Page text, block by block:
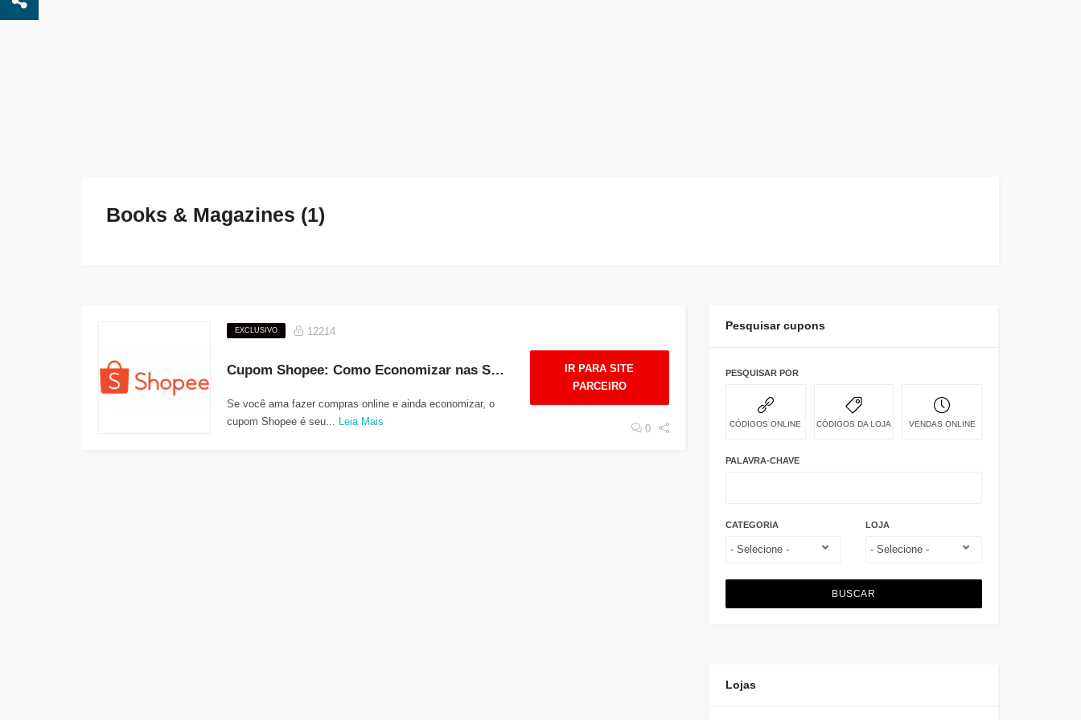
Books & Magazines (1)
EXCLUSIVO 12214
Cupom Shopee: Como Economizar nas Suas Compras Online
Se você ama fazer compras online e ainda economizar, o
cupom Shopee é seu... Leia Mais
IR PARA SITE
PARCEIRO
0
Pesquisar cupons
PESQUISAR POR
CÓDIGOS ONLINE CÓDIGOS DA LOJA VENDAS ONLINE
PALAVRA-CHAVE
CATEGORIA LOJA
BUSCAR
Lojas